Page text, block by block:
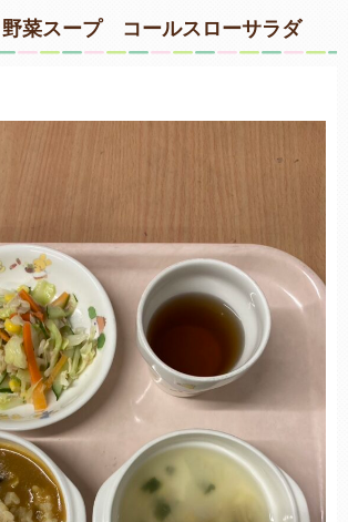
菜スープ コールスローサラダ